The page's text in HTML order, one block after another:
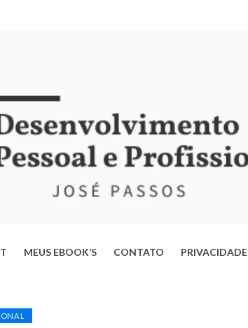
MEUS EBOOK’S CONTATO PRIVACIDADE
VIDA E ALCANÇAR SEU POTENCIAL